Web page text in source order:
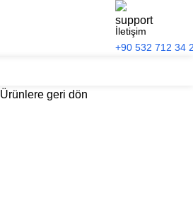
İletişim
+90 532 712 34
Ürünlere geri dön